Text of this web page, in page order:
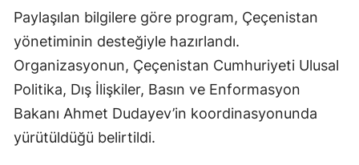
Paylaşılan bilgilere göre program, Çeçenistan
yönetiminin desteğiyle hazırlandı.
Organizasyonun, Çeçenistan Cumhuriyeti Ulusal
Politika, Dış İlişkiler, Basın ve Enformasyon
Bakanı Ahmet Dudayev’in koordinasyonunda
yürütüldüğü belirtildi.